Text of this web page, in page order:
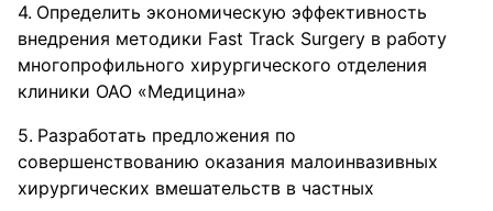
Определить экономическую эффективность
внедрения методики Fast Track Surgery в работу
многопрофильного хирургического отделения
клиники ОАО «Медицина»
Разработать предложения по
совершенствованию оказания малоинвазивных
хирургических вмешательств в частных